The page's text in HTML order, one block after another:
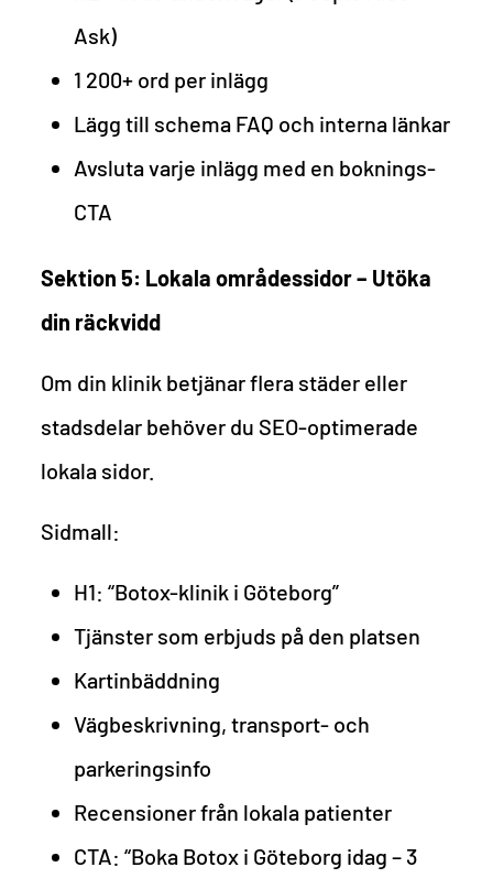
Ask)
1 200+ ord per inlägg
Lägg till schema FAQ och interna länkar
Avsluta varje inlägg med en boknings-
CTA
Sektion 5: Lokala områdessidor – Utöka
din räckvidd
Om din klinik betjänar flera städer eller
stadsdelar behöver du SEO-optimerade
lokala sidor.
Sidmall:
H1: “Botox-klinik i Göteborg”
Tjänster som erbjuds på den platsen
Kartinbäddning
Vägbeskrivning, transport- och
parkeringsinfo
Recensioner från lokala patienter
CTA: “Boka Botox i Göteborg idag – 3